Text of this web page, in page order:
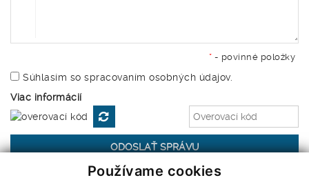
Používame cookies
* - povinné položky
Súhlasím so spracovaním osobných údajov.
Viac informácií